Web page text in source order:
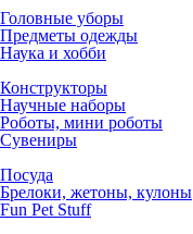
Головные уборы
Предметы одежды
Наука и хобби
Конструкторы
Научные наборы
Роботы, мини роботы
Сувениры
Посуда
Брелоки, жетоны, кулоны
Fun Pet Stuff